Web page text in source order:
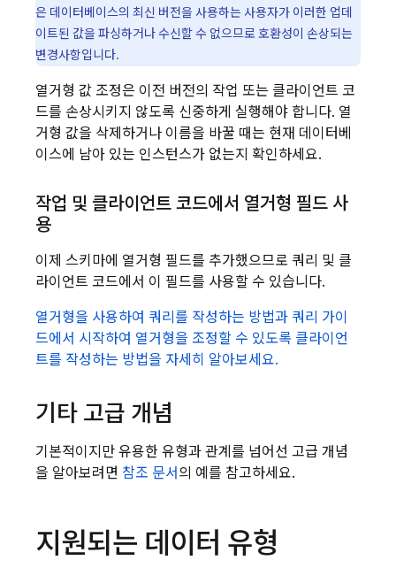
은 데이터베이스의 최신 버전을 사용하는 사용자가 이러한 업데
이트된 값을 파싱하거나 수신할 수 없으므로 호환성이 손상되는
변경사항입니다.
열거형 값 조정은 이전 버전의 작업 또는 클라이언트 코
드를 손상시키지 않도록 신중하게 실행해야 합니다. 열
거형 값을 삭제하거나 이름을 바꿀 때는 현재 데이터베
이스에 남아 있는 인스턴스가 없는지 확인하세요.
작업 및 클라이언트 코드에서 열거형 필드 사
용
이제 스키마에 열거형 필드를 추가했으므로 쿼리 및 클
라이언트 코드에서 이 필드를 사용할 수 있습니다.
열거형을 사용하여 쿼리를 작성하는 방법과 쿼리 가이
드에서 시작하여 열거형을 조정할 수 있도록 클라이언
트를 작성하는 방법을 자세히 알아보세요.
기타 고급 개념
기본적이지만 유용한 유형과 관계를 넘어선 고급 개념
을 알아보려면 참조 문서 의 예를 참고하세요.
지원되는 데이터 유형